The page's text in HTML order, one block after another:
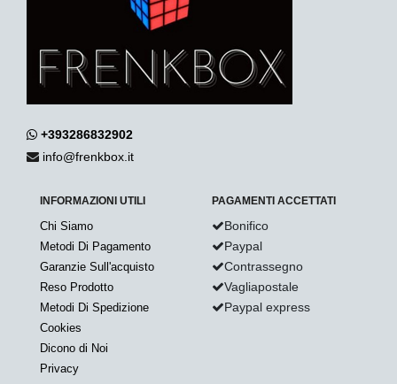
+393286832902
info@frenkbox.it
INFORMAZIONI UTILI
Chi Siamo
Metodi Di Pagamento
Garanzie Sull'acquisto
Reso Prodotto
Metodi Di Spedizione
Cookies
Dicono di Noi
Privacy
PAGAMENTI ACCETTATI
Bonifico
Paypal
Contrassegno
Vagliapostale
Paypal express